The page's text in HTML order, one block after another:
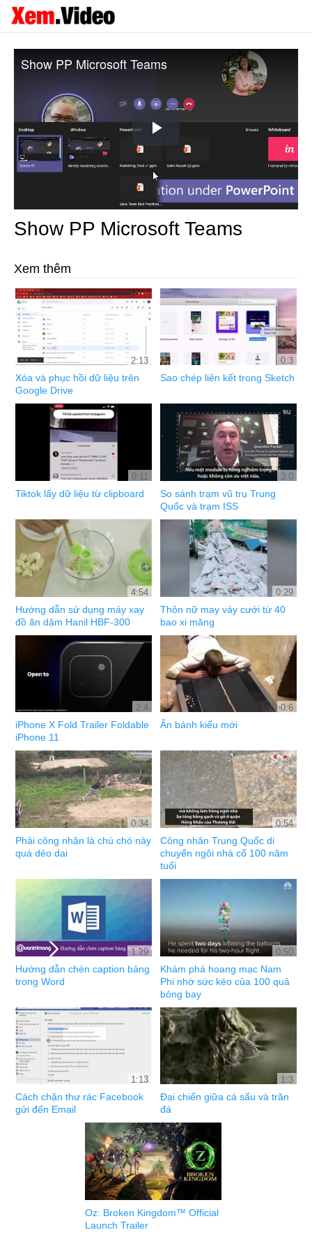
Play
Video
Show PP Microsoft Teams
Show PP Microsoft Teams
Xem thêm
2:13
Xóa và phục hồi dữ liệu trên
Google Drive
0:3
Sao chép liên kết trong Sketch
0:11
Tiktok lấy dữ liệu từ clipboard
3:0
So sánh trạm vũ trụ Trung
Quốc và trạm ISS
4:54
Hướng dẫn sử dụng máy xay
đồ ăn dặm Hanil HBF-300
0:29
Thôn nữ may váy cưới từ 40
bao xi măng
2:4
iPhone X Fold Trailer Foldable
iPhone 11
0:6
Ăn bánh kiểu mới
0:34
Phải công nhận là chú chó này
quá dẻo dai
0:54
Công nhân Trung Quốc di
chuyển ngôi nhà cổ 100 năm
tuổi
1:29
Hướng dẫn chèn caption bảng
trong Word
0:50
Khám phá hoang mạc Nam
Phi nhờ sức kéo của 100 quả
bóng bay
1:13
Cách chặn thư rác Facebook
gửi đến Email
1:3
Đại chiến giữa cá sấu và trăn
đá
Oz: Broken Kingdom™ Official
Launch Trailer